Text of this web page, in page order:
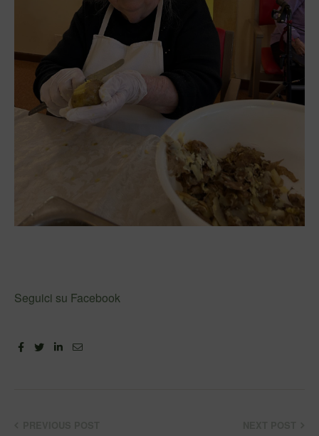
Seguici su Facebook
FacebookTwitterLinkedin
Email